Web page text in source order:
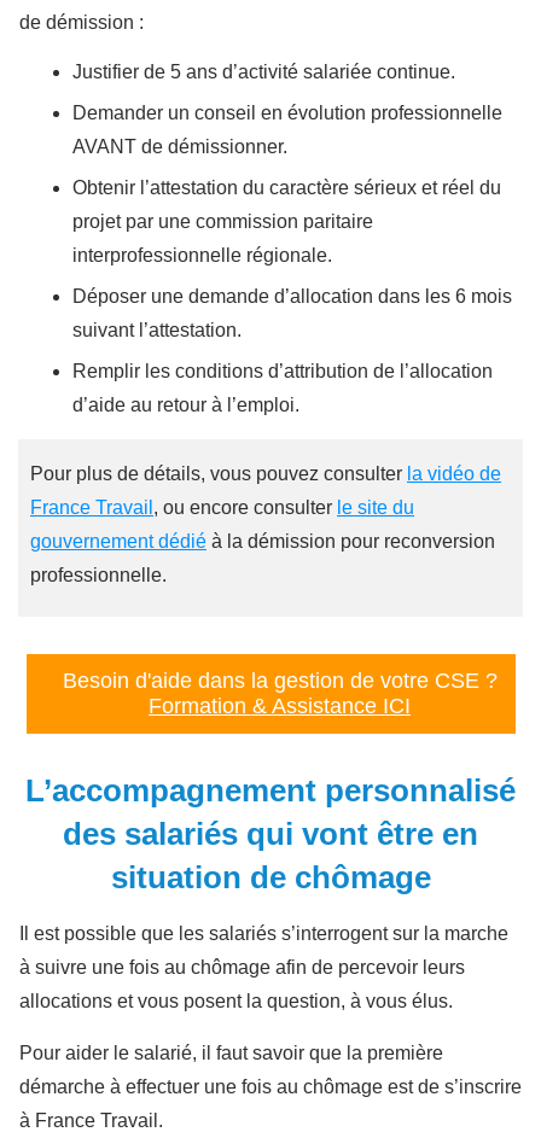
de démission :
Justifier de 5 ans d’activité salariée continue.
Demander un conseil en évolution professionnelle
AVANT de démissionner.
Obtenir l’attestation du caractère sérieux et réel du
projet par une commission paritaire
interprofessionnelle régionale.
Déposer une demande d’allocation dans les 6 mois
suivant l’attestation.
Remplir les conditions d’attribution de l’allocation
d’aide au retour à l’emploi.
Pour plus de détails, vous pouvez consulter la vidéo de
France Travail , ou encore consulter le site du
gouvernement dédié à la démission pour reconversion
professionnelle.
Besoin d'aide dans la gestion de votre CSE ?
Formation & Assistance ICI
L’accompagnement personnalisé
des salariés qui vont être en
situation de chômage
Il est possible que les salariés s’interrogent sur la marche
à suivre une fois au chômage afin de percevoir leurs
allocations et vous posent la question, à vous élus.
Pour aider le salarié, il faut savoir que la première
démarche à effectuer une fois au chômage est de s’inscrire
à France Travail.